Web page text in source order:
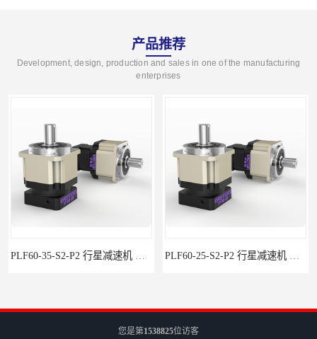
产品推荐
Development, design, production and sales in one of the manufacturing
enterprises
您是第1538825位访客